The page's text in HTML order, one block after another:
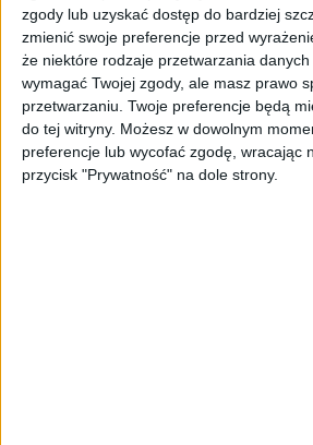
zgody lub uzyskać dostęp do bardziej
zmienić swoje preferencje przed
że niektóre rodzaje przetwarzania
wymagać Twojej zgody, ale masz prawo
przetwarzaniu. Twoje preferencje będą
do tej witryny. Możesz w dowolnym
preferencje lub wycofać zgodę, wracając
przycisk "Prywatność" na dole strony.